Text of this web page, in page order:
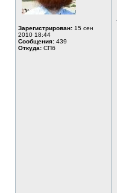
Зарегистрирован: 15 сен
2010 18:44
Сообщения: 439
Откуда: СПб